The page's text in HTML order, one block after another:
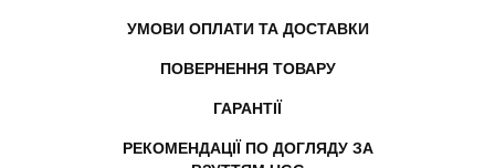
УМОВИ ОПЛАТИ ТА ДОСТАВКИ
ПОВЕРНЕННЯ ТОВАРУ
ГАРАНТІЇ
РЕКОМЕНДАЦІЇ ПО ДОГЛЯДУ ЗА